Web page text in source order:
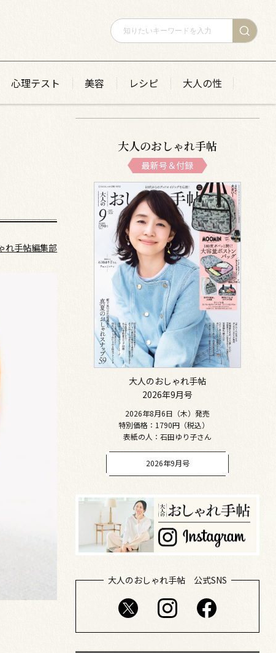
心理テスト 美容 レシピ 大人の性
れ手帖編集部
大人のおしゃれ手帖
最新号＆付録
大人のおしゃれ手帖
2026年9月号
2026年8月6日（木）発売
特別価格：1790円（税込）
表紙の人：石田ゆり子さん
2026年9月号
大人のおしゃれ手帖 公式SNS